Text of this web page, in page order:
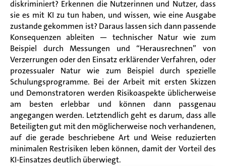
diskriminiert? Erkennen die Nutzerinnen und Nutzer, dass
sie es mit KI zu tun haben, und wissen, wie eine Ausgabe
zustande gekommen ist? Daraus lassen sich dann passende
Konsequenzen ableiten — technischer Natur wie zum
Beispiel durch Messungen und “Herausrechnen” von
Verzerrungen oder den Einsatz erklärender Verfahren, oder
prozessualer Natur wie zum Beispiel durch spezielle
Schulungsprogramme. Bei der Arbeit mit ersten Skizzen
und Demonstratoren werden Risikoaspekte üblicherweise
am besten erlebbar und können dann passgenau
angegangen werden. Letztendlich geht es darum, dass alle
Beteiligten gut mit den möglicherweise noch verhandenen,
auf die gerade beschriebene Art und Weise reduzierten
minimalen Restrisiken leben können, damit der Vorteil des
KI-Einsatzes deutlich überwiegt.